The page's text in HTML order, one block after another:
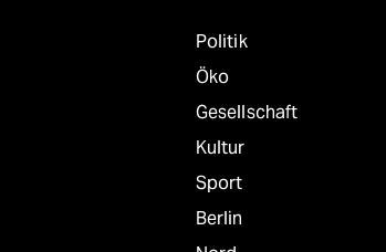
Politik
Öko
Gesellschaft
Kultur
Sport
Berlin